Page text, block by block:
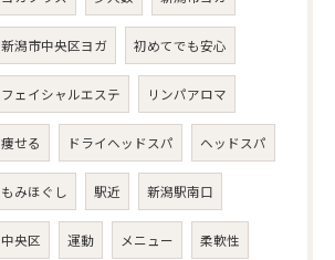
新潟市中央区ヨガ 初めてでも安心
フェイシャルエステ リンパアロマ
痩せる ドライヘッドスパ ヘッドスパ
もみほぐし 駅近 新潟駅南口
中央区 運動 メニュー 柔軟性